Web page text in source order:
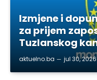
Izmjene i
za prijem
Tuzlanskog
aktuelno.ba jul 30, 2026